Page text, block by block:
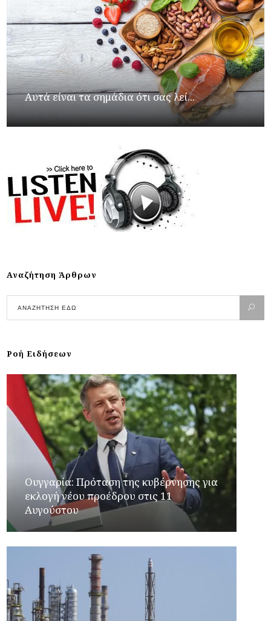
Αυτά είναι τα σημάδια ότι σας λεί...
Αναζήτηση Άρθρων
Ροή Ειδήσεων
Ουγγαρία: Πρόταση της κυβέρνησης για
εκλογή νέου προέδρου στις 11
Αυγούστου